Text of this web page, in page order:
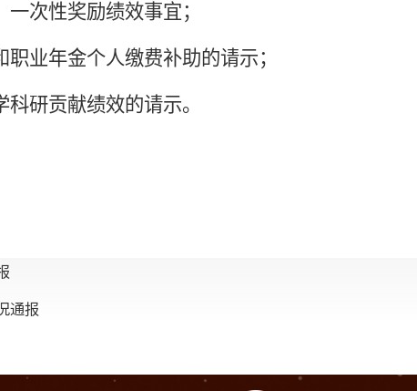
一次性奖励绩效事宜；
职业年金个人缴费补助的请示；
科研贡献绩效的请示。
通报